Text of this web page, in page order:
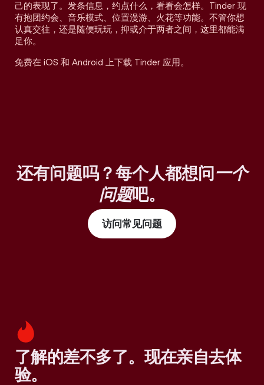
己的表现了。发条信息，约点什么，看看会怎样。Tinder 现
有抱团约会、音乐模式、位置漫游、火花等功能。不管你想
认真交往，还是随便玩玩，抑或介于两者之间，这里都能满
足你。
免费在 iOS 和 Android 上下载 Tinder 应用。
还有问题吗？每个人都想问一个
问题吧。
访问常见问题
了解的差不多了。现在亲自去体
验。